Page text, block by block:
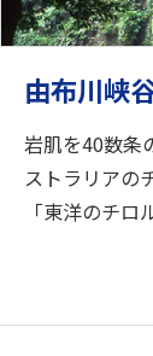
由布川峡
岩肌を40数条
ストラリアの
「東洋のチロ